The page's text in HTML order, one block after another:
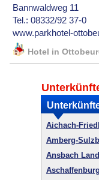
Bannwaldweg 11
Tel.: 08332/92 37-0
www.parkhotel-
Hotel in
Aichach-
Amberg-
Ansbach